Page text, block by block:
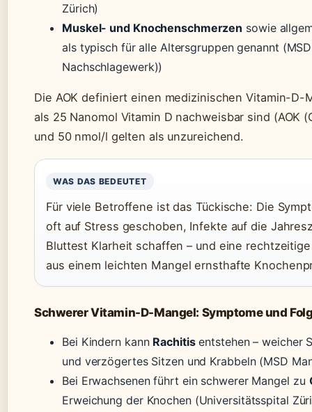
Zürich)
Muskel- und Knochenschmerzen sowie
als typisch für alle Altersgruppen genannt
Nachschlagewerk))
Die AOK definiert einen medizinischen Vitamin-
als 25 Nanomol Vitamin D nachweisbar sind (AOK
und 50 nmol/l gelten als unzureichend.
WAS DAS BEDEUTET
Für viele Betroffene ist das Tückische: Die
oft auf Stress geschoben, Infekte auf die
Bluttest Klarheit schaffen – und eine
aus einem leichten Mangel ernsthafte
Schwerer Vitamin-D-Mangel: Symptome und
Bei Kindern kann Rachitisentstehen – weicher
und verzögertes Sitzen und Krabbeln (MSD
Bei Erwachsenen führt ein schwerer Mangel zu
Erweichung der Knochen (Universitätsspital